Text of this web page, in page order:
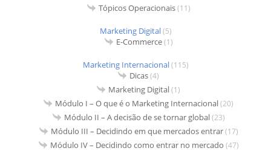
Tópicos Operacionais(11)
Marketing Digital(5)
E-Commerce(1)
Marketing Internacional(115)
Dicas(4)
Marketing Digital(1)
Módulo I – O que é o Marketing Internacional(20)
Módulo II – A decisão de se tornar global(23)
Módulo III – Decidindo em que mercados entrar(17)
Módulo IV – Decidindo como entrar no mercado (47)